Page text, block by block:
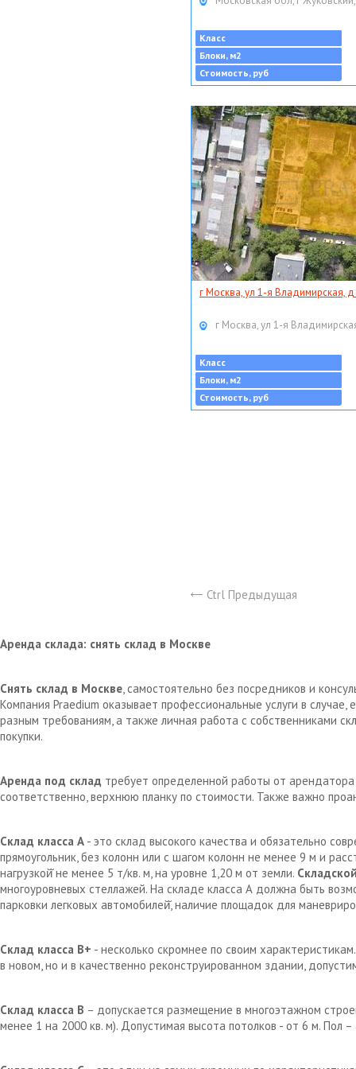
Класс
Блоки, м2
Стоимость, руб
г Москва, ул 1-я Владимирская, д
г Москва, ул 1-я
Класс
Блоки, м2
Стоимость, руб
Ctrl Предыдущая
Аренда склада: снять склад в Москве
Снять склад в Москве, самостоятельно без посредников и
Компания Praedium оказывает профессиональные услуги в
разным требованиям, а также личная работа с собственниками
покупки.
Аренда под склад требует определенной работы от
соответственно, верхнюю планку по стоимости. Также важно
Склад класса А - это склад высокого качества и обязательно
прямоугольник, без колонн или с шагом колонн не менее 9 м и
нагрузкой̆ не менее 5 т/кв. м, на уровне 1,20 м от земли.
многоуровневых стеллажей. На складе класса А должна быть
парковки легковых автомобилей̆, наличие площадок для
Склад класса В+ - несколько скромнее по своим
в новом, но и в качественно реконструированном здании,
Склад класса В – допускается размещение в многоэтажном
менее 1 на 2000 кв. м). Допустимая высота потолков - от 6 м. Пол